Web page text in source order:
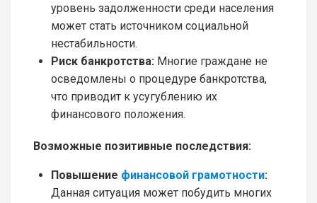
уровень задолженности среди населения
может стать источником социальной
нестабильности.
Риск банкротства: Многие граждане не
осведомлены о процедуре банкротства,
что приводит к усугублению их
финансового положения.
Возможные позитивные последствия:
Повышение финансовой грамотности:
Данная ситуация может побудить многих